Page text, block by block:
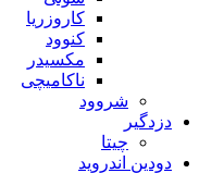
کاروزریا
کنوود
مکسیدر
ناکامیچی
شروود
دزدگیر
چیتا
دودین اندروید